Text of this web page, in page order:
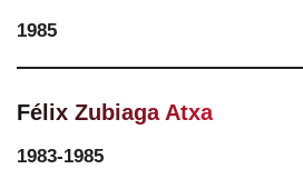
1985
Félix Zubiaga Atxa
1983-1985